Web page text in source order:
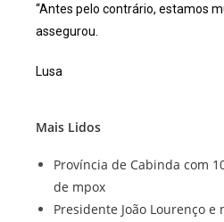
“Antes pelo contrário, estamos
assegurou.
Lusa
Mais Lidos
Província de Cabinda com
de mpox
Presidente João Lourenço